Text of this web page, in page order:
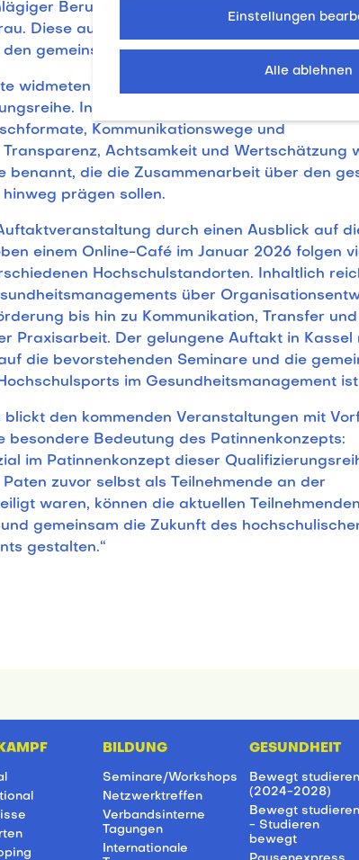
Berufserfahrung bis hin zur
Diese ausgeprägte Interdisziplinarität bietet
gemeinsamen Lern- und
widmeten sich der Zusammenarbeit und
In Tandems reflektierten die
Kommunikationswege und
Achtsamkeit und Wertschätzung
benannt, die die Zusammenarbeit über den
prägen sollen.
durch einen Ausblick auf
einem Online-Café im Januar 2026 folgen
Hochschulstandorten. Inhaltlich
über
bis hin zu Kommunikation, Transfer
Praxisarbeit. Der gelungene Auftakt in Kassel
die bevorstehenden Seminare und die
im Gesundheitsmanagement
den kommenden Veranstaltungen mit
besondere Bedeutung des Patinnenkonzepts:
im Patinnenkonzept dieser
zuvor selbst als Teilnehmende an der
waren, können die aktuellen
gemeinsam die Zukunft des
gestalten.“
BILDUNG
Seminare/Workshops
Netzwerktreffen
Verbandsinterne
Tagungen
Internationale
GESUNDHEIT
Bewegt studieren
(2024-2028)
Bewegt studieren
- Studieren
bewegt
Einstellungen
Alle ablehnen